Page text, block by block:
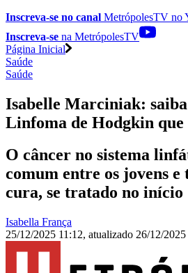
Inscreva-se no canal MetrópolesTV no
Inscreva-se na MetrópolesTV
Página Inicial
Saúde
Saúde
Isabelle Marciniak: saiba
Linfoma de Hodgkin que
O câncer no sistema
comum entre os jovens e
cura, se tratado no início
Isabella França
25/12/2025 11:12, atualizado 26/12/2025